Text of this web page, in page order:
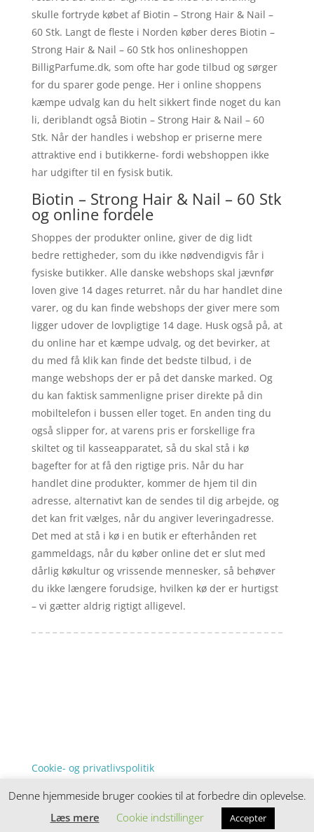
skulle fortryde købet af Biotin – Strong Hair & Nail –
60 Stk. Langt de fleste i Norden køber deres Biotin –
Strong Hair & Nail – 60 Stk hos onlineshoppen
BilligParfume.dk, som ofte har gode tilbud og sørger
for du sparer gode penge. Her i online shoppens
kæmpe udvalg kan du helt sikkert finde noget du kan
li, deriblandt også Biotin – Strong Hair & Nail – 60
Stk. Når der handles i webshop er priserne mere
attraktive end i butikkerne- fordi webshoppen ikke
har udgifter til en fysisk butik.
Biotin – Strong Hair & Nail – 60 Stk
og online fordele
Shoppes der produkter online, giver de dig lidt
bedre rettigheder, som du ikke nødvendigvis får i
fysiske butikker. Alle danske webshops skal jævnfør
loven give 14 dages returret. når du har handlet dine
varer, og du kan finde webshops der giver mere som
ligger udover de lovpligtige 14 dage. Husk også på, at
du online har et kæmpe udvalg, og det bevirker, at
du med få klik kan finde det bedste tilbud, i de
mange webshops der er på det danske marked. Og
du kan faktisk sammenligne priser direkte på din
mobiltelefon i bussen eller toget. En anden ting du
også slipper for, at varens pris er forskellige fra
skiltet og til kasseapparatet, så du skal stå i kø
bagefter for at få den rigtige pris. Når du har
handlet dine produkter, kommer de hjem til din
adresse, alternativt kan de sendes til dig arbejde, og
det kan frit vælges, når du angiver leveringadresse.
Det med at stå i kø i en butik er efterhånden ret
gammeldags, når du køber online det er slut med
dårlig køkultur og vrissende mennesker, så behøver
du ikke længere forudsige, hvilken kø der er hurtigst
– vi gætter aldrig rigtigt alligevel.
Cookie- og privatlivspolitik
Denne hjemmeside samler et bredt udvalg af
spændende varer. Siden er et affiiliatesite, og nogle
Denne hjemmeside bruger cookies til at forbedre din oplevelse.
Læs mere
Cookie indstillinger Accepter